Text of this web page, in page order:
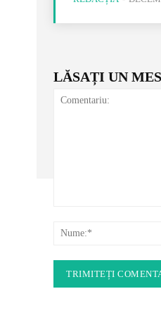
LĂSAȚI UN